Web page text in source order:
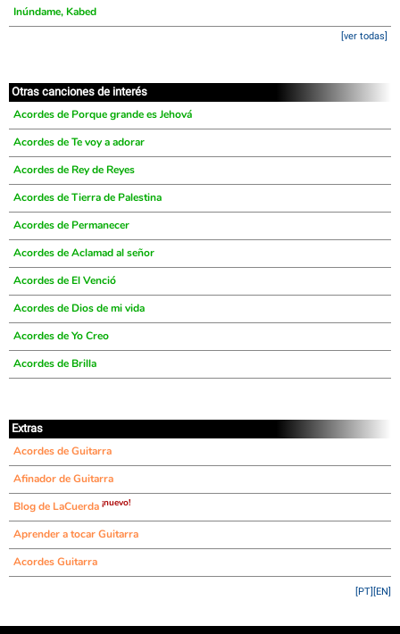
Inúndame, Kabed
[ver todas]
Otras canciones de interés
Acordes de Porque grande es Jehová
Acordes de Te voy a adorar
Acordes de Rey de Reyes
Acordes de Tierra de Palestina
Acordes de Permanecer
Acordes de Aclamad al señor
Acordes de El Venció
Acordes de Dios de mi vida
Acordes de Yo Creo
Acordes de Brilla
Extras
Acordes de Guitarra
Afinador de Guitarra
Blog de LaCuerda ¡nuevo!
Aprender a tocar Guitarra
Acordes Guitarra
[EN]
[PT]